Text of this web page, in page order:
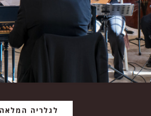
לגלריה המלאה